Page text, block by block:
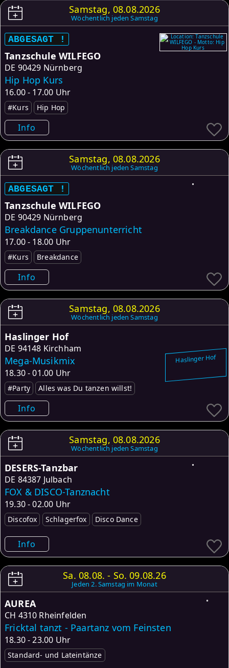
Samstag, 08.08.2026
Wöchentlich jeden Samstag
ABGESAGT !
Tanzschule WILFEGO
DE 90429 Nürnberg
Hip Hop Kurs
16.00 - 17.00 Uhr
#Kurs Hip Hop
Info
Samstag, 08.08.2026
Wöchentlich jeden Samstag
ABGESAGT !
Tanzschule WILFEGO
DE 90429 Nürnberg
Breakdance Gruppenunterricht
17.00 - 18.00 Uhr
#Kurs Breakdance
Info
Samstag, 08.08.2026
Wöchentlich jeden Samstag
Haslinger Hof
Haslinger Hof
DE 94148 Kirchham
Mega-Musikmix
18.30 - 01.00 Uhr
#Party Alles was Du tanzen willst!
Info
Samstag, 08.08.2026
Wöchentlich jeden Samstag
DESERS-Tanzbar
DE 84387 Julbach
FOX & DISCO-Tanznacht
19.30 - 02.00 Uhr
Discofox Schlagerfox Disco Dance
Info
Sa. 08.08. - So. 09.08.26
Jeden 2. Samstag im Monat
AUREA
CH 4310 Rheinfelden
Fricktal tanzt - Paartanz vom Feinsten
18.30 - 23.00 Uhr
Standard- und Lateintänze